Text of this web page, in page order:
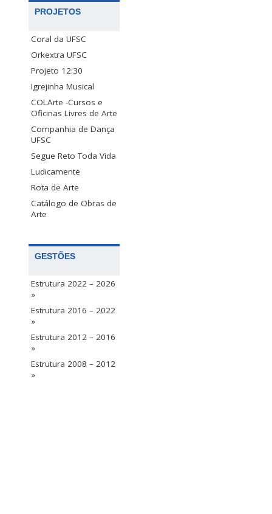
PROJETOS
Coral da UFSC
Orkextra UFSC
Projeto 12:30
Igrejinha Musical
COLArte -Cursos e
Oficinas Livres de Arte
Companhia de Dança
UFSC
Segue Reto Toda Vida
Ludicamente
Rota de Arte
Catálogo de Obras de
Arte
GESTÕES
Estrutura 2022 – 2026
»
Estrutura 2016 – 2022
»
Estrutura 2012 – 2016
»
Estrutura 2008 – 2012
»